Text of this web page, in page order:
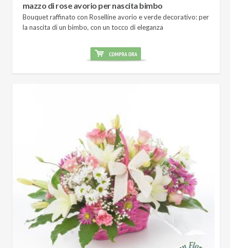
mazzo di rose avorio per nascita bimbo
Bouquet raffinato con Roselline avorio e verde decorativo: per
la nascita di un bimbo, con un tocco di eleganza